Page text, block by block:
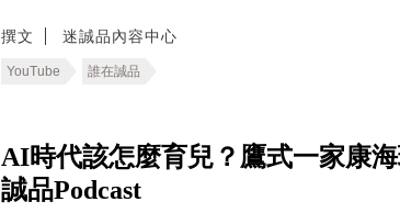
撰文 迷誠品內容中心
YouTube 誰在誠品
AI時代該怎麼育兒？鷹式一家康
誠品Podcast